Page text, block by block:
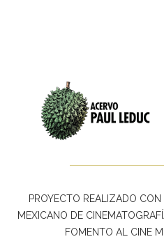
PROYECTO REALIZADO
MEXICANO DE
FOMENTO AL CINE